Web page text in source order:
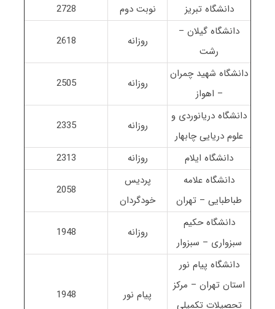
دانشگاه تبریز نوبت دوم
2728
دانشگاه گیلان –
رشت
روزانه 2618
دانشگاه شهید چمران
– اهواز
روزانه 2505
دانشگاه دریانوردی و
علوم دریایی چابهار
روزانه 2335
دانشگاه ایلام روزانه
2313
دانشگاه علامه
طباطبایی – تهران
پردیس
خودگردان
2058
دانشگاه حکیم
سبزواری – سبزوار
روزانه 1948
دانشگاه پیام نور
استان تهران – مرکز
تحصیلات تکمیلی
پیام نور 1948